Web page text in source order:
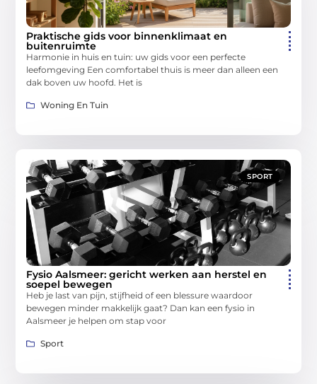
Praktische gids voor binnenklimaat en
buitenruimte
Harmonie in huis en tuin: uw gids voor een perfecte
leefomgeving Een comfortabel thuis is meer dan alleen een
dak boven uw hoofd. Het is
Woning En Tuin
SPORT
Fysio Aalsmeer: gericht werken aan herstel en
soepel bewegen
Heb je last van pijn, stijfheid of een blessure waardoor
bewegen minder makkelijk gaat? Dan kan een fysio in
Aalsmeer je helpen om stap voor
Sport